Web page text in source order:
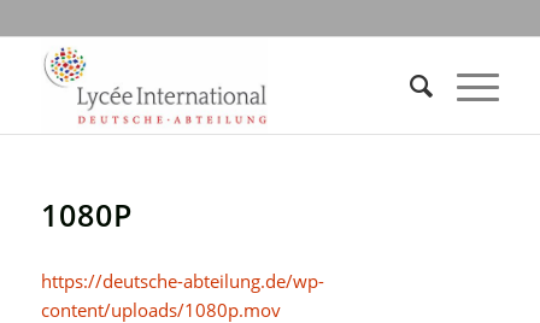
1080P
https://deutsche-abteilung.de/wp-
content/uploads/1080p.mov